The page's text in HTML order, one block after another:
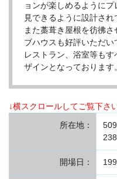
ョンが楽しめるように
見できるように設計され
また藁葺き屋根を彷彿
ブハウスも好評いただい
レストラン、浴室等も
ザインとなっております。
↓横スクロールしてご覧下さい
所在地：
開場日：